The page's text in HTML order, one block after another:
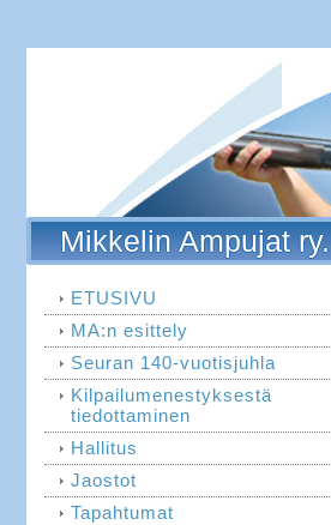
Mikkelin Ampujat ry.
ETUSIVU
MA:n esittely
Seuran 140-vuotisjuhla
Kilpailumenestyksestä
tiedottaminen
Hallitus
Jaostot
Tapahtumat